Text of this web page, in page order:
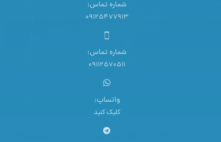
شماره تماس:
09125477913
شماره تماس:
09112570511
واتساپ:
کلیک کنید